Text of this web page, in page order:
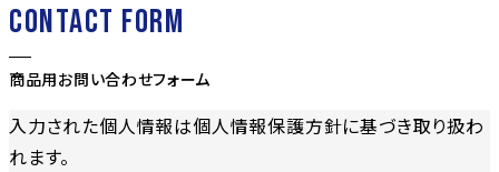
CONTACT FORM
商品用お問い合わせフォーム
入力された個人情報は個人情報保護方針に基づき取り扱わ
れます。